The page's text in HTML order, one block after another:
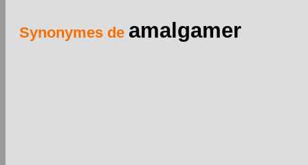
Synonymes de amalgamer